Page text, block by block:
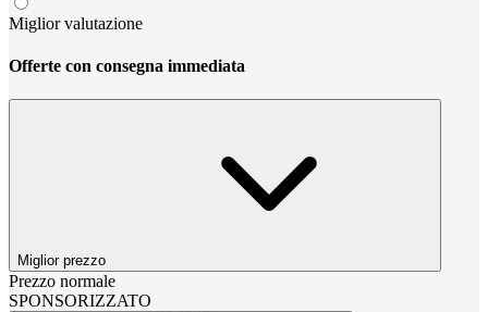
Miglior valutazione
Offerte con consegna immediata
Miglior prezzo
Prezzo normale
SPONSORIZZATO